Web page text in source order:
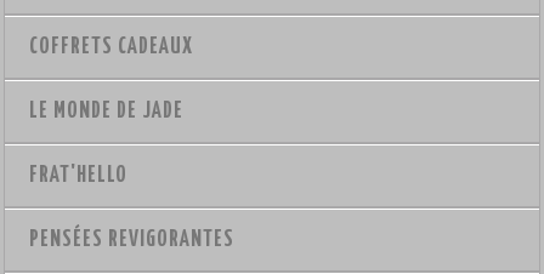
COFFRETS CADEAUX
LE MONDE DE JADE
FRAT'HELLO
PENSÉES REVIGORANTES